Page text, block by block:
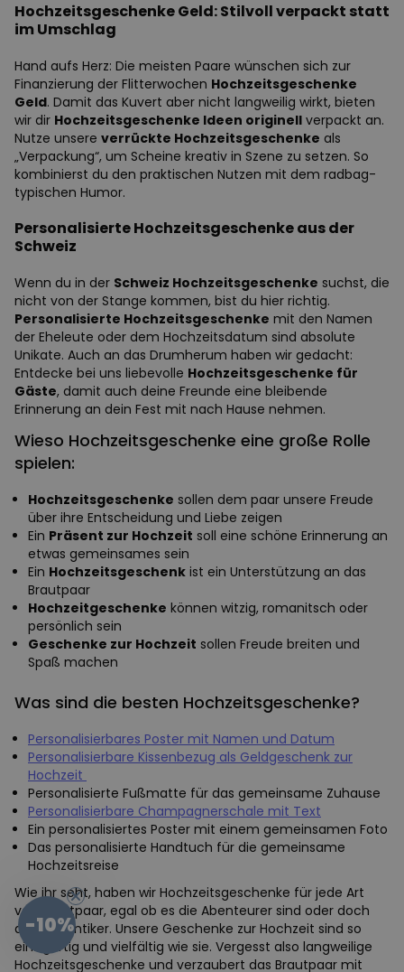
Hochzeitsgeschenke Geld: Stilvoll verpackt statt
im Umschlag
Hand aufs Herz: Die meisten Paare wünschen sich zur
Finanzierung der Flitterwochen Hochzeitsgeschenke
Geld. Damit das Kuvert aber nicht langweilig wirkt, bieten
wir dir Hochzeitsgeschenke Ideen originell verpackt an.
Nutze unsere verrückte Hochzeitsgeschenke als
„Verpackung“, um Scheine kreativ in Szene zu setzen. So
kombinierst du den praktischen Nutzen mit dem radbag-
typischen Humor.
Personalisierte Hochzeitsgeschenke aus der
Schweiz
Wenn du in der Schweiz Hochzeitsgeschenke suchst, die
nicht von der Stange kommen, bist du hier richtig.
Personalisierte Hochzeitsgeschenke mit den Namen
der Eheleute oder dem Hochzeitsdatum sind absolute
Unikate. Auch an das Drumherum haben wir gedacht:
Entdecke bei uns liebevolle Hochzeitsgeschenke für
Gäste, damit auch deine Freunde eine bleibende
Erinnerung an dein Fest mit nach Hause nehmen.
Wieso Hochzeitsgeschenke eine große Rolle
spielen:
Hochzeitsgeschenke sollen dem paar unsere Freude
über ihre Entscheidung und Liebe zeigen
Ein Präsent zur Hochzeit soll eine schöne Erinnerung an
etwas gemeinsames sein
Ein Hochzeitsgeschenk ist ein Unterstützung an das
Brautpaar
Hochzeitgeschenke können witzig, romanitsch oder
persönlich sein
Geschenke zur Hochzeit sollen Freude breiten und
Spaß machen
Was sind die besten Hochzeitsgeschenke?
Personalisierbares Poster mit Namen und Datum
Personalisierbare Kissenbezug als Geldgeschenk zur
Hochzeit
Personalisierte Fußmatte für das gemeinsame Zuhause
Personalisierbare Champagnerschale mit Text
Ein personalisiertes Poster mit einem gemeinsamen Foto
Das personalisierte Handtuch für die gemeinsame
Hochzeitsreise
Wie ihr seht, haben wir Hochzeitsgeschenke für jede Art
von Brautpaar, egal ob es die Abenteurer sind oder doch
die Romantiker. Unsere Geschenke zur Hochzeit sind so
einzigartig und vielfältig wie sie. Vergesst also langweilige
Hochzeitsgeschenke und verzaubert das Brautpaar mit
-10%